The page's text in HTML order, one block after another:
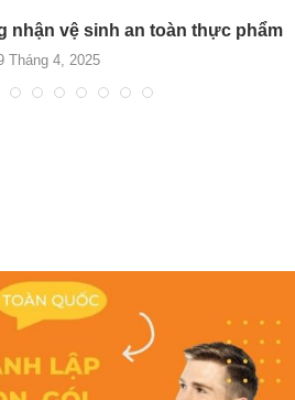
nhận vệ sinh an toàn thực phẩm
Tháng 4, 2025